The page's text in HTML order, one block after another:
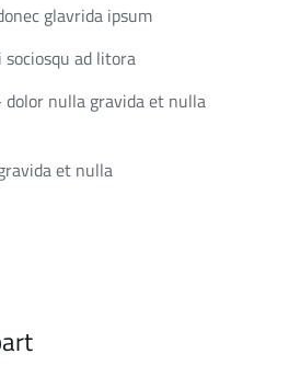
glavrida ipsum
ad litora
nulla gravida et nulla
et nulla